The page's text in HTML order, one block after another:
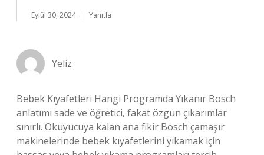
Eylül 30, 2024 Yanıtla
Yeliz
Bebek Kıyafetleri Hangi Programda Yıkanır Bosch
anlatımı sade ve öğretici, fakat özgün çıkarımlar
sınırlı. Okuyucuya kalan ana fikir Bosch çamaşır
makinelerinde bebek kıyafetlerini yıkamak için